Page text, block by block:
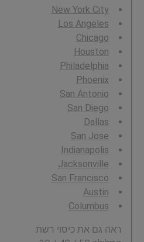
New York City
Los Angeles
Chicago
Houston
Philadelphia
Phoenix
San Antonio
San Diego
Dallas
San Jose
Indianapolis
Jacksonville
San Francisco
Austin
Columbus
ראה גם את כיסוי רשת